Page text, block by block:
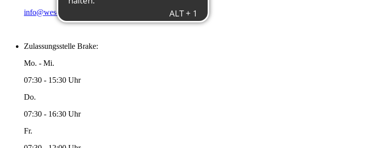
info@wesermarsch.de
Zulassungsstelle Brake:
Mo. - Mi.
07:30 - 15:30 Uhr
Do.
07:30 - 16:30 Uhr
Fr.